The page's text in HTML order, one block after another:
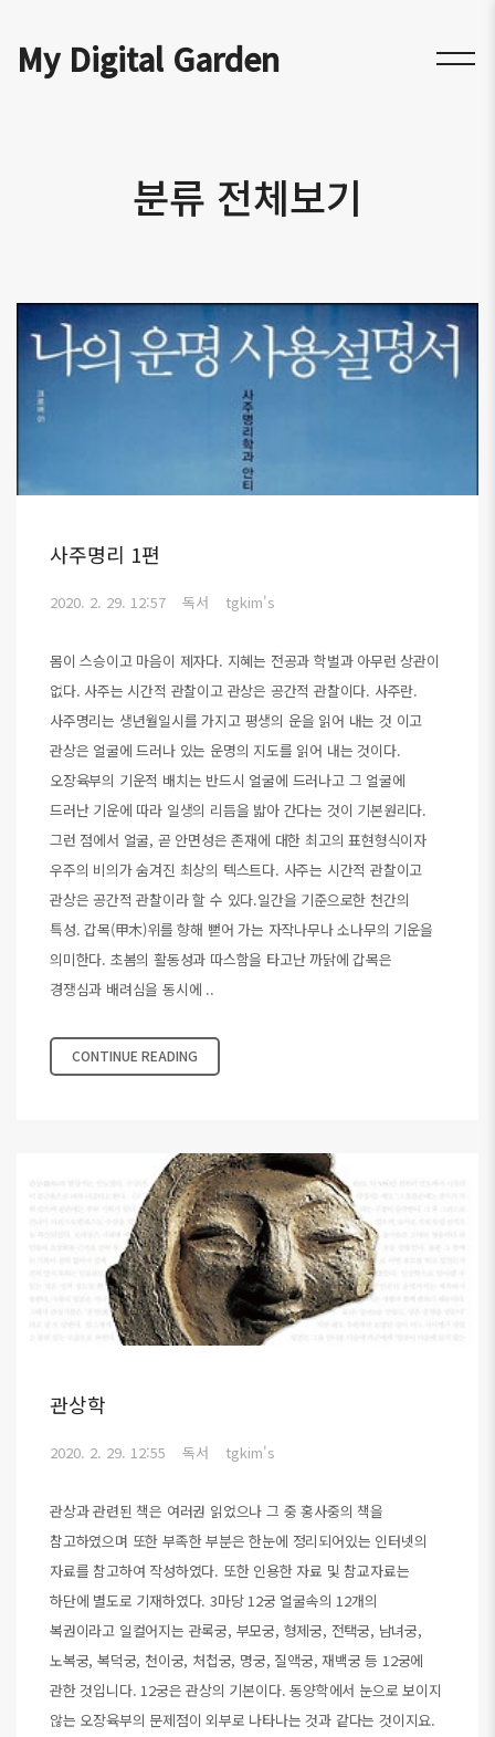
My Digital Garden
분류 전체보기
사주명리 1편
2020. 2. 29. 12:57 독서 tgkim's
몸이 스승이고 마음이 제자다. 지혜는 전공과 학벌과 아무런 상관이
없다. 사주는 시간적 관찰이고 관상은 공간적 관찰이다. 사주란.
사주명리는 생년월일시를 가지고 평생의 운을 읽어 내는 것 이고
관상은 얼굴에 드러나 있는 운명의 지도를 읽어 내는 것이다.
오장육부의 기운적 배치는 반드시 얼굴에 드러나고 그 얼굴에
드러난 기운에 따라 일생의 리듬을 밟아 간다는 것이 기본원리다.
그런 점에서 얼굴, 곧 안면성은 존재에 대한 최고의 표현형식이자
우주의 비의가 숨겨진 최상의 텍스트다. 사주는 시간적 관찰이고
관상은 공간적 관찰이라 할 수 있다.일간을 기준으로한 천간의
특성. 갑목(甲木)위를 향해 뻗어 가는 자작나무나 소나무의 기운을
의미한다. 초봄의 활동성과 따스함을 타고난 까닭에 갑목은
경쟁심과 배려심을 동시에 ..
CONTINUE READING
관상학
2020. 2. 29. 12:55 독서 tgkim's
관상과 관련된 책은 여러권 읽었으나 그 중 홍사중의 책을
참고하였으며 또한 부족한 부분은 한눈에 정리되어있는 인터넷의
자료를 참고하여 작성하였다. 또한 인용한 자료 및 참교자료는
하단에 별도로 기재하였다. 3마당 12궁 얼굴속의 12개의
복권이라고 일컬어지는 관록궁, 부모궁, 형제궁, 전택궁, 남녀궁,
노복궁, 복덕궁, 천이궁, 처첩궁, 명궁, 질액궁, 재백궁 등 12궁에
관한 것입니다. 12궁은 관상의 기본이다. 동양학에서 눈으로 보이지
않는 오장육부의 문제점이 외부로 나타나는 것과 같다는 것이지요.